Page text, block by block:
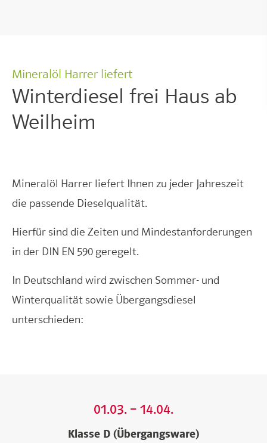
Mineralöl Harrer liefert
Winterdiesel frei Haus ab
Weilheim
Mineralöl Harrer liefert Ihnen zu jeder Jahreszeit
die passende Dieselqualität.
Hierfür sind die Zeiten und Mindestanforderungen
in der DIN EN 590 geregelt.
In Deutschland wird zwischen Sommer- und
Winterqualität sowie Übergangsdiesel
unterschieden:
01.03. – 14.04.
Klasse D (Übergangsware)